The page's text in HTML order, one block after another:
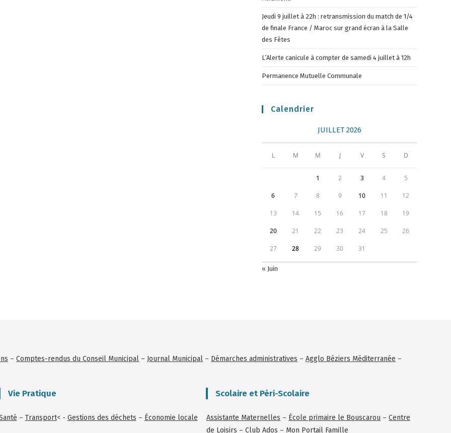
Jeudi 9 juillet à 22h : retransmission du match de 1/4
de finale France / Maroc sur grand écran à la Salle
des Fêtes
L’Alerte canicule à compter de samedi 4 juillet à 12h
Permanence Mutuelle Communale
Calendrier
JUILLET 2026
L M M J V S D
1 2 3 4 5
6 7 8 9 10 11 12
13 14 15 16 17 18 19
20 21 22 23 24 25 26
27 28 29 30 31
« Juin
–Comptes-rendus du Conseil Municipal – Journal Municipal – Démarches administratives –Agglo Béziers Méditerranée –
Vie Pratique
– Transport< - Gestions des déchets – Économie locale
Scolaire et Péri-Scolaire
Assistante Maternelles – École primaire le Bouscarou –Centre
de Loisirs –Club Ados – Mon Portail Famille